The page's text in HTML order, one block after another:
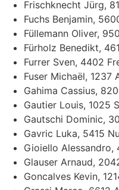
Frischknecht Jürg,
Fuchs Benjamin,
Füllemann Oliver,
Fürholz Benedikt,
Furrer Sven, 4402
Fuser Michaël, 1237
Gahima Cassius,
Gautier Louis, 1025
Gautschi Dominic,
Gavric Luka, 5415
Gioiello Alessandro,
Glauser Arnaud,
Goncalves Kevin,